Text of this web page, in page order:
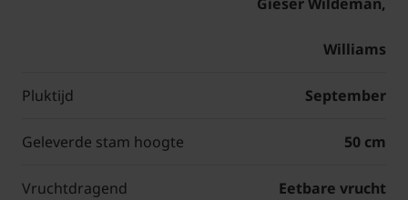
Williams
Pluktijd September
Geleverde stam hoogte 50 cm
Vruchtdragend Eetbare vrucht